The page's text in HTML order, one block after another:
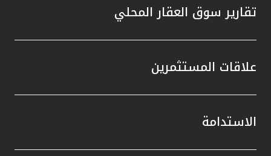
تقارير سوق العقار المحلي
علاقات المستثمرين
الاستدامة